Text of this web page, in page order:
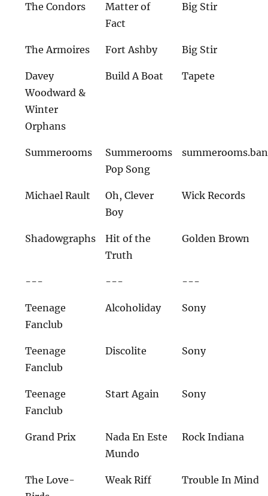
The Condors
Matter of
Fact
Big Stir
The Armoires Fort Ashby Big Stir
Davey
Woodward &
Winter
Orphans
Build A Boat Tapete
Summerooms
Summerooms
Pop Song
Michael Rault
Oh, Clever
Boy
Wick Records
Shadowgraphs
Hit of the
Truth
Golden Brown
--- --- ---
Teenage
Fanclub
Alcoholiday Sony
Teenage
Fanclub
Discolite Sony
Teenage
Fanclub
Start Again Sony
Grand Prix
Nada En Este
Mundo
Rock Indiana
The Love-
Weak Riff Trouble In Mind